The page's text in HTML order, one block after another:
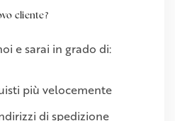
cliente?
e sarai in grado di:
più velocemente
di spedizione